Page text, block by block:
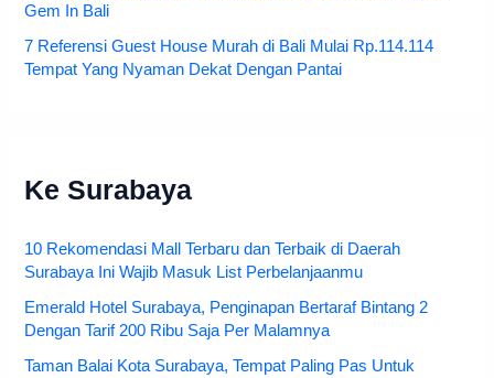
Gem In Bali
7 Referensi Guest House Murah di Bali Mulai Rp.114.114
Tempat Yang Nyaman Dekat Dengan Pantai
Ke Surabaya
10 Rekomendasi Mall Terbaru dan Terbaik di Daerah
Surabaya Ini Wajib Masuk List Perbelanjaanmu
Emerald Hotel Surabaya, Penginapan Bertaraf Bintang 2
Dengan Tarif 200 Ribu Saja Per Malamnya
Taman Balai Kota Surabaya, Tempat Paling Pas Untuk